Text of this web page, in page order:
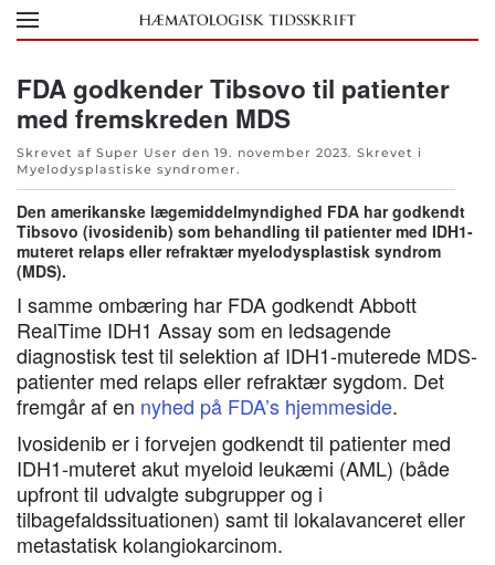
Skip to main content
FDA godkender Tibsovo til patienter
med fremskreden MDS
Skrevet af Super User den 19. november 2023. Skrevet i
Myelodysplastiske syndromer.
Den amerikanske lægemiddelmyndighed FDA har godkendt
Tibsovo (ivosidenib) som behandling til patienter med IDH1-
muteret relaps eller refraktær myelodysplastisk syndrom
(MDS).
I samme ombæring har FDA godkendt Abbott
RealTime IDH1 Assay som en ledsagende
diagnostisk test til selektion af IDH1-muterede MDS-
patienter med relaps eller refraktær sygdom. Det
fremgår af en nyhed på FDA’s hjemmeside.
Ivosidenib er i forvejen godkendt til patienter med
IDH1-muteret akut myeloid leukæmi (AML) (både
upfront til udvalgte subgrupper og i
tilbagefaldssituationen) samt til lokalavanceret eller
metastatisk kolangiokarcinom.